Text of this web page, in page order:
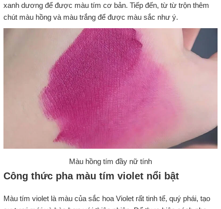
xanh dương để được màu tím cơ bản. Tiếp đến, từ từ trộn thêm
chút màu hồng và màu trắng để được màu sắc như ý.
Màu hồng tím đầy nữ tính
Công thức pha màu tím violet nổi bật
Màu tím violet là màu của sắc hoa Violet rất tinh tế, quý phái, tạo